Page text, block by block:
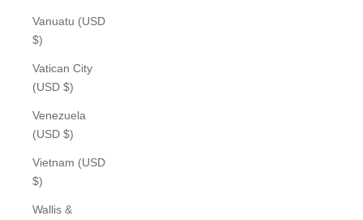
Vanuatu (USD
$)
Vatican City
(USD $)
Venezuela
(USD $)
Vietnam (USD
$)
Wallis &